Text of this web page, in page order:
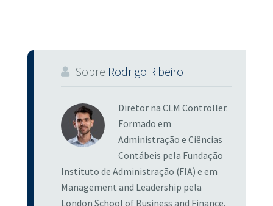
Sobre Rodrigo Ribeiro
Diretor na CLM Controller.
Formado em
Administração e Ciências
Contábeis pela Fundação
Instituto de Administração (FIA) e em
Management and Leadership pela
London School of Business and Finance.